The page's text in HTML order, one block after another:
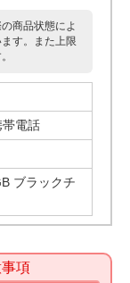
商品状態によ
す。また上限
電話
ブラックチ
項